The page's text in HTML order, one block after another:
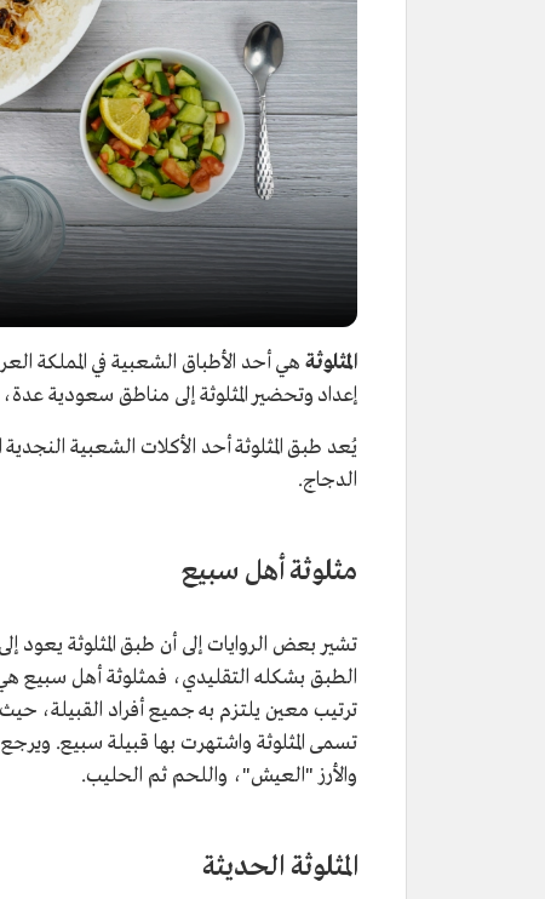
المثلوثة هي أحد الأطباق الشعبية في
إعداد وتحضير المثلوثة إلى مناطق سعودية
يُعد طبق المثلوثة أحد الأكلات الشعبية
الدجاج.
مثلوثة أهل سبيع
تشير بعض الروايات إلى أن طبق المثلوثة
الطبق بشكله التقليدي، فمثلوثة أهل سبيع
ترتيب معين يلتزم به جميع أفراد القبيلة،
تسمى المثلوثة واشتهرت بها قبيلة سبيع.
والأرز "العيش"، واللحم ثم الحليب.
المثلوثة الحديثة